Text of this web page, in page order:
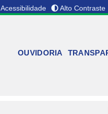
Acessibilidade Alto Contraste
OUVIDORIA